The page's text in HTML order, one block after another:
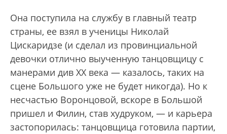
Она поступила на службу в главный театр
страны, ее взял в ученицы Николай
Цискаридзе (и сделал из провинциальной
девочки отлично выученную танцовщицу с
манерами див ХХ века — казалось, таких на
сцене Большого уже не будет никогда). Но к
несчастью Воронцовой, вскоре в Большой
пришел и Филин, став худруком, — и карьера
застопорилась: танцовщица готовила партии,